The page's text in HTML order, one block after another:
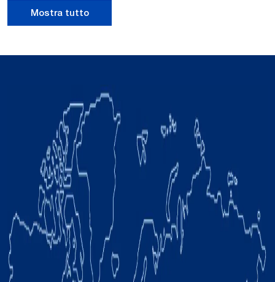
Mostra tutto